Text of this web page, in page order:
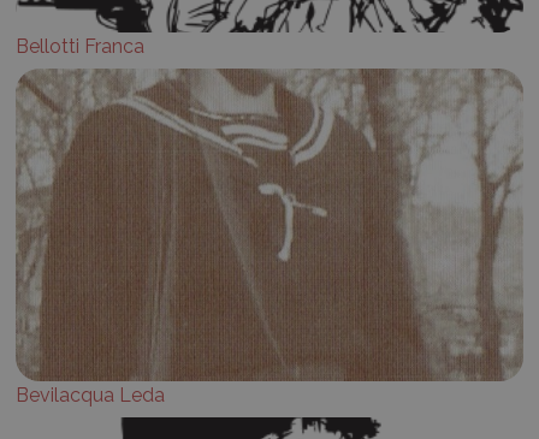
Bellotti Franca
Bevilacqua Leda